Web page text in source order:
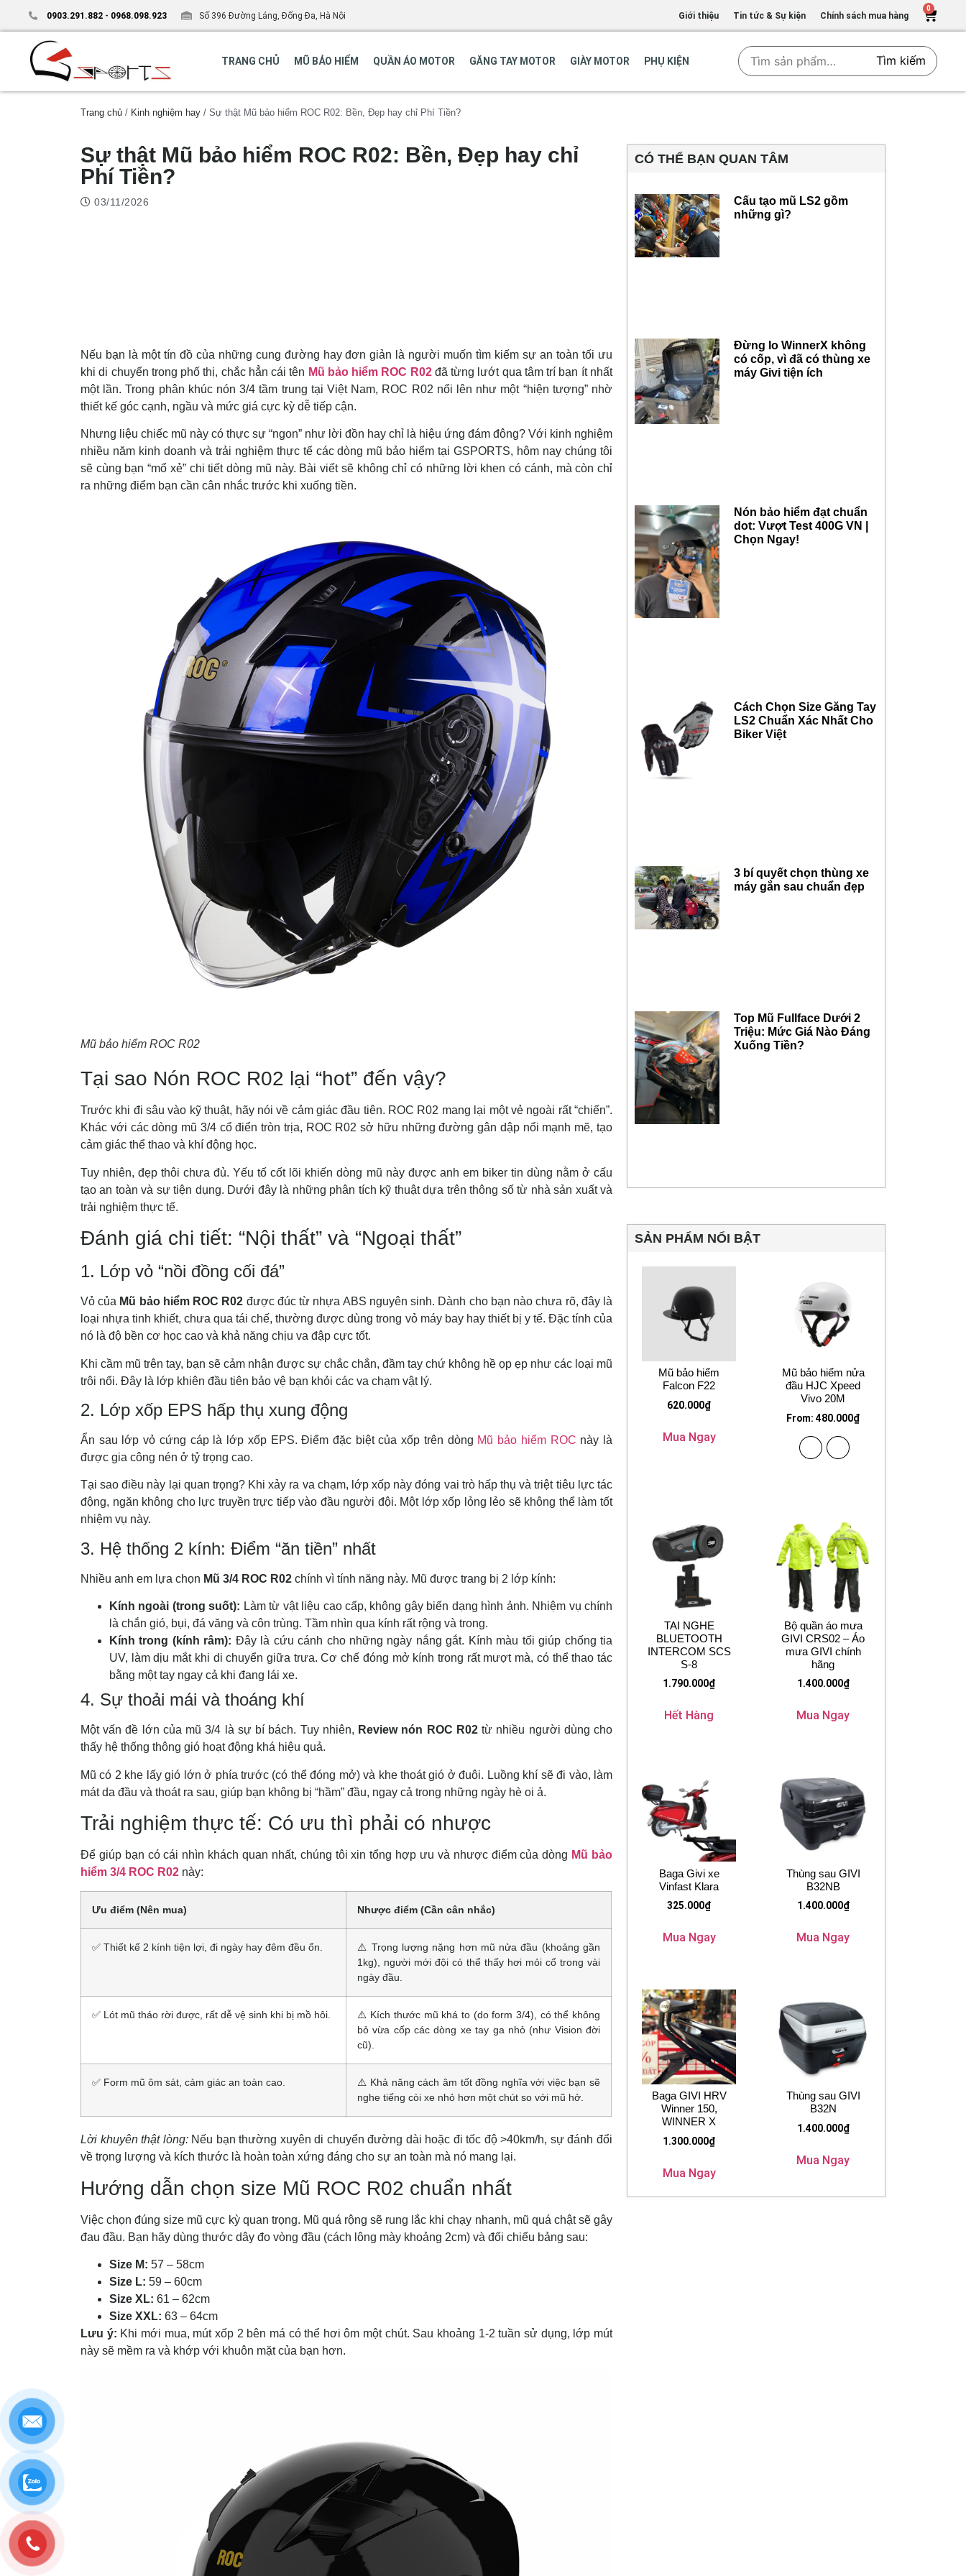
0903.291.882 - 0968.098.923 Số 396 Đường Láng, Đống Đa, Hà Nội Giới thiệu Tin tức & Sự kiện Chính sách mua hàng
0
TRANG CHỦ MŨ BẢO HIỂM QUẦN ÁO MOTOR GĂNG TAY MOTOR GIÀY MOTOR PHỤ KIỆN Tìm kiếm
Trang chủ / Kinh nghiệm hay / Sự thật Mũ bảo hiểm ROC R02: Bền, Đẹp hay chỉ Phí Tiền?
Sự thật Mũ bảo hiểm ROC R02: Bền, Đẹp hay chỉ
Phí Tiền?
03/11/2026
Nếu bạn là một tín đồ của những cung đường hay đơn giản là người muốn tìm kiếm sự an toàn tối ưu
khi di chuyển trong phố thị, chắc hẳn cái tên Mũ bảo hiểm ROC R02đã từng lướt qua tâm trí bạn ít nhất
một lần. Trong phân khúc nón 3/4 tầm trung tại Việt Nam, ROC R02 nổi lên như một “hiện tượng” nhờ
thiết kế góc cạnh, ngầu và mức giá cực kỳ dễ tiếp cận.
Nhưng liệu chiếc mũ này có thực sự “ngon” như lời đồn hay chỉ là hiệu ứng đám đông? Với kinh nghiệm
nhiều năm kinh doanh và trải nghiệm thực tế các dòng mũ bảo hiểm tại GSPORTS, hôm nay chúng tôi
sẽ cùng bạn “mổ xẻ” chi tiết dòng mũ này. Bài viết sẽ không chỉ có những lời khen có cánh, mà còn chỉ
ra những điểm bạn cần cân nhắc trước khi xuống tiền.
Mũ bảo hiểm ROC R02
Tại sao Nón ROC R02 lại “hot” đến vậy?
Trước khi đi sâu vào kỹ thuật, hãy nói về cảm giác đầu tiên. ROC R02 mang lại một vẻ ngoài rất “chiến”.
Khác với các dòng mũ 3/4 cổ điển tròn trịa, ROC R02 sở hữu những đường gân dập nổi mạnh mẽ, tạo
cảm giác thể thao và khí động học.
Tuy nhiên, đẹp thôi chưa đủ. Yếu tố cốt lõi khiến dòng mũ này được anh em biker tin dùng nằm ở cấu
tạo an toàn và sự tiện dụng. Dưới đây là những phân tích kỹ thuật dựa trên thông số từ nhà sản xuất và
trải nghiệm thực tế.
Đánh giá chi tiết: “Nội thất” và “Ngoại thất”
1. Lớp vỏ “nồi đồng cối đá”
Vỏ của Mũ bảo hiểm ROC R02 được đúc từ nhựa ABS nguyên sinh. Dành cho bạn nào chưa rõ, đây là
loại nhựa tinh khiết, chưa qua tái chế, thường được dùng trong vỏ máy bay hay thiết bị y tế. Đặc tính của
nó là độ bền cơ học cao và khả năng chịu va đập cực tốt.
Khi cầm mũ trên tay, bạn sẽ cảm nhận được sự chắc chắn, đầm tay chứ không hề ọp ẹp như các loại mũ
trôi nổi. Đây là lớp khiên đầu tiên bảo vệ bạn khỏi các va chạm vật lý.
2. Lớp xốp EPS hấp thụ xung động
Ẩn sau lớp vỏ cứng cáp là lớp xốp EPS. Điểm đặc biệt của xốp trên dòng Mũ bảo hiểm ROC này là
được gia công nén ở tỷ trọng cao.
Tại sao điều này lại quan trọng? Khi xảy ra va chạm, lớp xốp này đóng vai trò hấp thụ và triệt tiêu lực tác
động, ngăn không cho lực truyền trực tiếp vào đầu người đội. Một lớp xốp lỏng lẻo sẽ không thể làm tốt
nhiệm vụ này.
3. Hệ thống 2 kính: Điểm “ăn tiền” nhất
Nhiều anh em lựa chọn Mũ 3/4 ROC R02 chính vì tính năng này. Mũ được trang bị 2 lớp kính:
Kính ngoài (trong suốt): Làm từ vật liệu cao cấp, không gây biến dạng hình ảnh. Nhiệm vụ chính
là chắn gió, bụi, đá văng và côn trùng. Tầm nhìn qua kính rất rộng và trong.
Kính trong (kính râm): Đây là cứu cánh cho những ngày nắng gắt. Kính màu tối giúp chống tia
UV, làm dịu mắt khi di chuyển giữa trưa. Cơ chế đóng mở kính trong rất mượt mà, có thể thao tác
bằng một tay ngay cả khi đang lái xe.
4. Sự thoải mái và thoáng khí
Một vấn đề lớn của mũ 3/4 là sự bí bách. Tuy nhiên, Review nón ROC R02từ nhiều người dùng cho
thấy hệ thống thông gió hoạt động khá hiệu quả.
Mũ có 2 khe lấy gió lớn ở phía trước (có thể đóng mở) và khe thoát gió ở đuôi. Luồng khí sẽ đi vào, làm
mát da đầu và thoát ra sau, giúp bạn không bị “hầm” đầu, ngay cả trong những ngày hè oi ả.
Trải nghiệm thực tế: Có ưu thì phải có nhược
Để giúp bạn có cái nhìn khách quan nhất, chúng tôi xin tổng hợp ưu và nhược điểm của dòng Mũ bảo
hiểm 3/4 ROC R02 này:
Ưu điểm (Nên mua) Nhược điểm (Cần cân nhắc)
✅ Thiết kế 2 kính tiện lợi, đi ngày hay đêm đều ổn.
⚠️ Trọng lượng nặng hơn mũ nửa đầu (khoảng gần
1kg), người mới đội có thể thấy hơi mỏi cổ trong vài
ngày đầu.
✅ Lót mũ tháo rời được, rất dễ vệ sinh khi bị mồ hôi.
⚠️ Kích thước mũ khá to (do form 3/4), có thể không
bỏ vừa cốp các dòng xe tay ga nhỏ (như Vision đời
cũ).
✅ Form mũ ôm sát, cảm giác an toàn cao.
⚠️ Khả năng cách âm tốt đồng nghĩa với việc bạn sẽ
nghe tiếng còi xe nhỏ hơn một chút so với mũ hở.
Lời khuyên thật lòng:Nếu bạn thường xuyên di chuyển đường dài hoặc đi tốc độ >40km/h, sự đánh đổi
về trọng lượng và kích thước là hoàn toàn xứng đáng cho sự an toàn mà nó mang lại.
Hướng dẫn chọn size Mũ ROC R02 chuẩn nhất
Việc chọn đúng size mũ cực kỳ quan trọng. Mũ quá rộng sẽ rung lắc khi chạy nhanh, mũ quá chật sẽ gây
đau đầu. Bạn hãy dùng thước dây đo vòng đầu (cách lông mày khoảng 2cm) và đối chiếu bảng sau:
Size M: 57 – 58cm
Size L: 59 – 60cm
Size XL: 61 – 62cm
Size XXL: 63 – 64cm
Lưu ý: Khi mới mua, mút xốp 2 bên má có thể hơi ôm một chút. Sau khoảng 1-2 tuần sử dụng, lớp mút
này sẽ mềm ra và khớp với khuôn mặt của bạn hơn.
CÓ THỂ BẠN QUAN TÂM
Cấu tạo mũ LS2 gồm
những gì?
Đừng lo WinnerX không
có cốp, vì đã có thùng xe
máy Givi tiện ích
Nón bảo hiểm đạt chuẩn
dot: Vượt Test 400G VN |
Chọn Ngay!
Cách Chọn Size Găng Tay
LS2 Chuẩn Xác Nhất Cho
Biker Việt
3 bí quyết chọn thùng xe
máy gắn sau chuẩn đẹp
Top Mũ Fullface Dưới 2
Triệu: Mức Giá Nào Đáng
Xuống Tiền?
SẢN PHẨM NỔI BẬT
Mũ bảo hiểm
Falcon F22
620.000₫
Mua Ngay
Mũ bảo hiểm nửa
đầu HJC Xpeed
Vivo 20M
From:480.000₫
TAI NGHE
BLUETOOTH
INTERCOM SCS
S-8
1.790.000₫
Hết Hàng
Bộ quần áo mưa
GIVI CRS02 – Áo
mưa GIVI chính
hãng
1.400.000₫
Mua Ngay
Baga Givi xe
Vinfast Klara
325.000₫
Mua Ngay
Thùng sau GIVI
B32NB
1.400.000₫
Mua Ngay
Baga GIVI HRV
Winner 150,
WINNER X
1.300.000₫
Mua Ngay
Thùng sau GIVI
B32N
1.400.000₫
Mua Ngay